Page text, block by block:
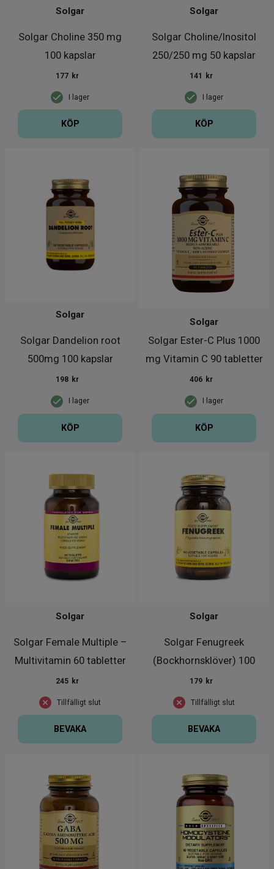
Solgar Choline 350 mg
100 kapslar
Solgar
I lager
177 kr
KÖP
Solgar Choline/Inositol
250/250 mg 50 kapslar
Solgar
I lager
141 kr
KÖP
Solgar Dandelion root
500mg 100 kapslar
Solgar
I lager
198 kr
KÖP
Solgar Ester-C Plus 1000
mg Vitamin C 90 tabletter
Solgar
I lager
406 kr
KÖP
Solgar Female Multiple –
Multivitamin 60 tabletter
Solgar
Tillfälligt slut
245 kr
BEVAKA
Solgar Fenugreek
(Bockhornsklöver) 100
kapslar
Solgar
Tillfälligt slut
179 kr
BEVAKA